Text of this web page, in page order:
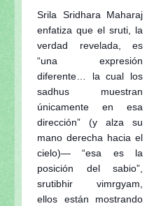
Srila Sridhara Maharaj
enfatiza que el sruti, la
verdad revelada, es
“una expresión
diferente… la cual los
sadhus muestran
únicamente en esa
dirección” (y alza su
mano derecha hacia el
cielo)— “esa es la
posición del sabio”,
srutibhir vimrgyam,
ellos están mostrando